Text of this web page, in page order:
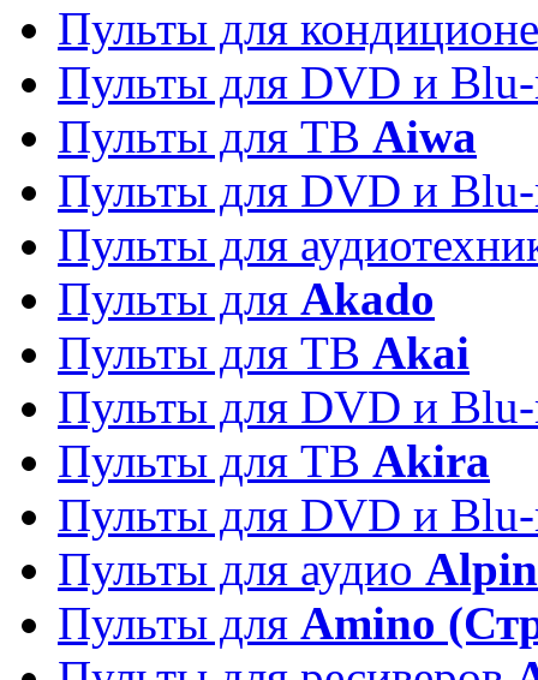
Пульты для
Пульты для DVD и
Пульты для ТВ Aiwa
Пульты для DVD и
Пульты для
Пульты для Akado
Пульты для ТВ Akai
Пульты для DVD и
Пульты для ТВ Akira
Пульты для DVD и
Пульты для аудио
Пульты для Amino